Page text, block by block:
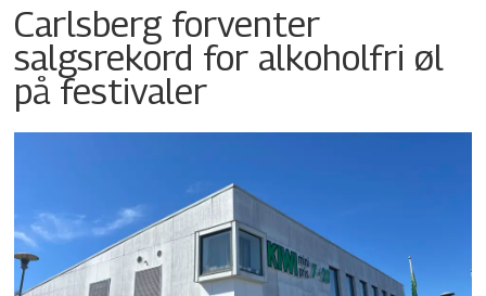
Carlsberg forventer
salgsrekord for alkoholfri øl
på festivaler